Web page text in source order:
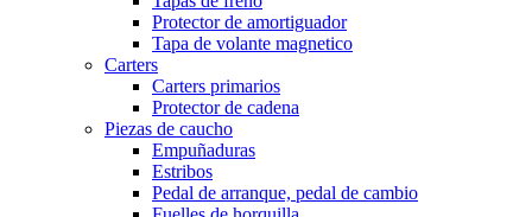
Protector de amortiguador
Tapa de volante magnetico
Carters
Carters primarios
Protector de cadena
Piezas de caucho
Empuñaduras
Estribos
Pedal de arranque, pedal de cambio